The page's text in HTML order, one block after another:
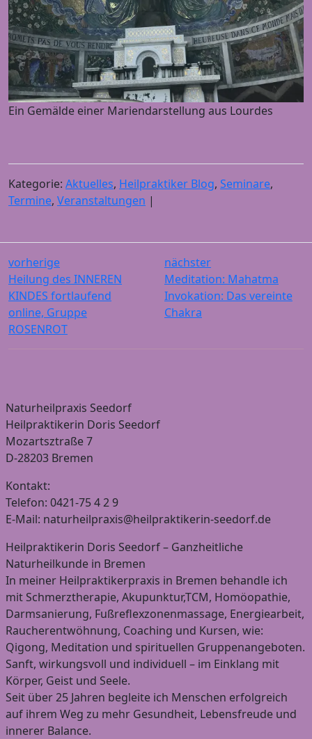
Ein Gemälde einer Mariendarstellung aus Lourdes
Kategorie: Aktuelles, Heilpraktiker Blog, Seminare,
Termine, Veranstaltungen |
vorherige
Heilung des INNEREN
KINDES fortlaufend
online, Gruppe
ROSENROT
nächster
Meditation: Mahatma
Invokation: Das vereinte
Chakra
Naturheilpraxis Seedorf
Heilpraktikerin Doris Seedorf
Mozartsztraße 7
D-28203 Bremen
Kontakt:
Telefon: 0421-75 4 2 9
E-Mail: naturheilpraxis@heilpraktikerin-seedorf.de
Heilpraktikerin Doris Seedorf – Ganzheitliche
Naturheilkunde in Bremen
In meiner Heilpraktikerpraxis in Bremen behandle ich
mit Schmerztherapie, Akupunktur,TCM, Homöopathie,
Darmsanierung, Fußreflexzonenmassage, Energiearbeit,
Raucherentwöhnung, Coaching und Kursen, wie:
Qigong, Meditation und spirituellen Gruppenangeboten.
Sanft, wirkungsvoll und individuell – im Einklang mit
Körper, Geist und Seele.
Seit über 25 Jahren begleite ich Menschen erfolgreich
auf ihrem Weg zu mehr Gesundheit, Lebensfreude und
innerer Balance.